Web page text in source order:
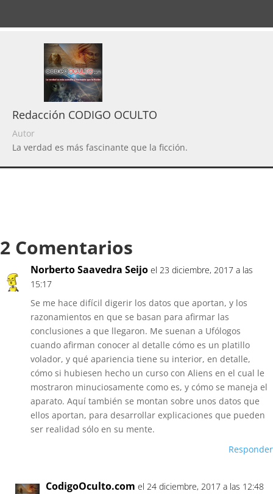
Redacción CODIGO OCULTO
Autor
La verdad es más fascinante que la ficción.
2 Comentarios
Norberto Saavedra Seijo el 23 diciembre, 2017 a las
15:17
Se me hace difícil digerir los datos que aportan, y los
razonamientos en que se basan para afirmar las
conclusiones a que llegaron. Me suenan a Ufólogos
cuando afirman conocer al detalle cómo es un platillo
volador, y qué apariencia tiene su interior, en detalle,
cómo si hubiesen hecho un curso con Aliens en el cual le
mostraron minuciosamente como es, y cómo se maneja el
aparato. Aquí también se montan sobre unos datos que
ellos aportan, para desarrollar explicaciones que pueden
ser realidad sólo en su mente.
Responder
CodigoOculto.com el 24 diciembre, 2017 a las 12:48